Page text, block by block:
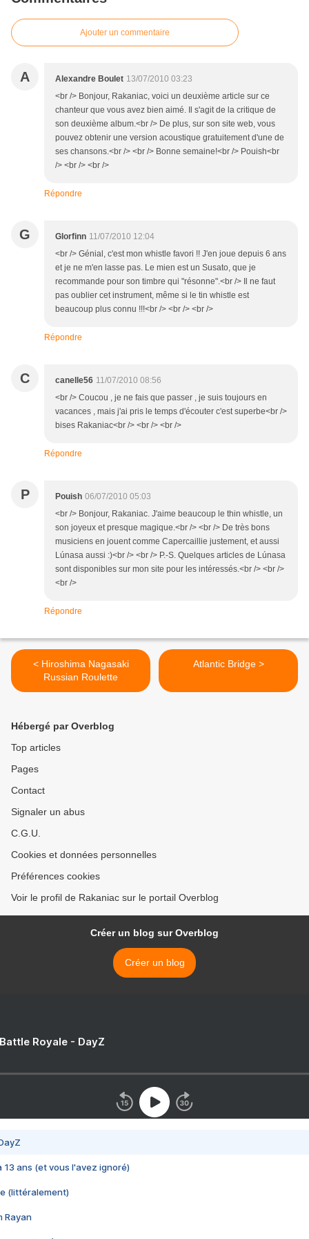
Ajouter un commentaire
A Alexandre Boulet 13/07/2010 03:23
<br /> Bonjour, Rakaniac, voici un deuxième article sur ce
chanteur que vous avez bien aimé. Il s'agit de la critique de
son deuxième album.<br /> De plus, sur son site web, vous
pouvez obtenir une version acoustique gratuitement d'une de
ses chansons.<br /> <br /> Bonne semaine!<br /> Pouish<br
/> <br /> <br />
Répondre
G Glorfinn 11/07/2010 12:04
<br /> Génial, c'est mon whistle favori !! J'en joue depuis 6 ans
et je ne m'en lasse pas. Le mien est un Susato, que je
recommande pour son timbre qui "résonne".<br /> Il ne faut
pas oublier cet instrument, même si le tin whistle est
beaucoup plus connu !!!<br /> <br /> <br />
Répondre
C canelle56 11/07/2010 08:56
<br /> Coucou , je ne fais que passer , je suis toujours en
vacances , mais j'ai pris le temps d'écouter c'est superbe<br />
bises Rakaniac<br /> <br /> <br />
Répondre
P Pouish 06/07/2010 05:03
<br /> Bonjour, Rakaniac. J'aime beaucoup le thin whistle, un
son joyeux et presque magique.<br /> <br /> De très bons
musiciens en jouent comme Capercaillie justement, et aussi
Lúnasa aussi :)<br /> <br /> P.-S. Quelques articles de Lúnasa
sont disponibles sur mon site pour les intéressés.<br /> <br />
<br />
Répondre
< Hiroshima Nagasaki
Russian Roulette
Atlantic Bridge >
Hébergé par Overblog
Top articles
Pages
Contact
Signaler un abus
C.G.U.
Cookies et données personnelles
Préférences cookies
Voir le profil de Rakaniac sur le portail Overblog
Créer un blog sur Overblog
Créer un blog
Royale - DayZ
13 ans (et vous l'avez ignoré)
(littéralement)
Rayan